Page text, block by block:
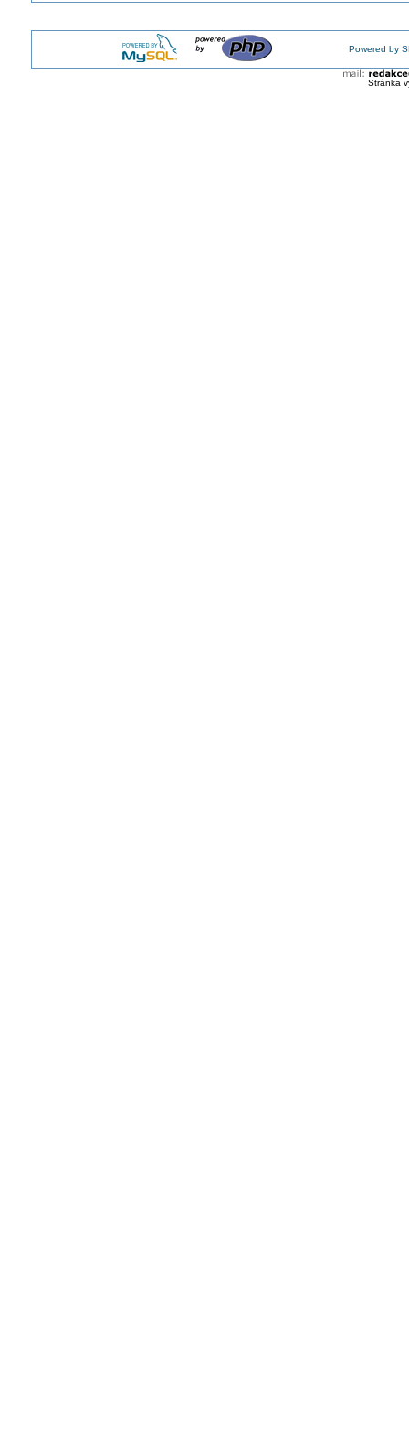
Powered by
Stránka